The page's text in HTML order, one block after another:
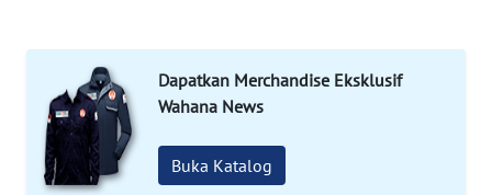
Dapatkan Merchandise Eksklusif
Wahana News
Buka Katalog
WN
LABUANBAJO
WN
BORNEO